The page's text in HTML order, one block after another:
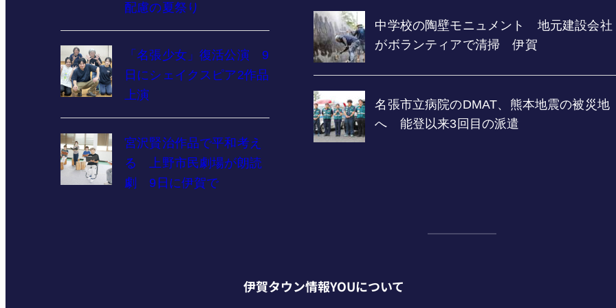
配慮の夏祭り
「名張少女」復活公演 9
日にシェイクスピア2作品
上演
宮沢賢治作品で平和考え
る 上野市民劇場が朗読
劇 9日に伊賀で
伊賀タウン情報YOUについて